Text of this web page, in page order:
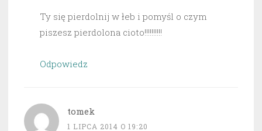
Ty się pierdolnij w łeb i pomyśl o czym
piszesz pierdolona cioto!!!!!!!!!!
Odpowiedz
tomek
1 LIPCA 2014 O 19:20